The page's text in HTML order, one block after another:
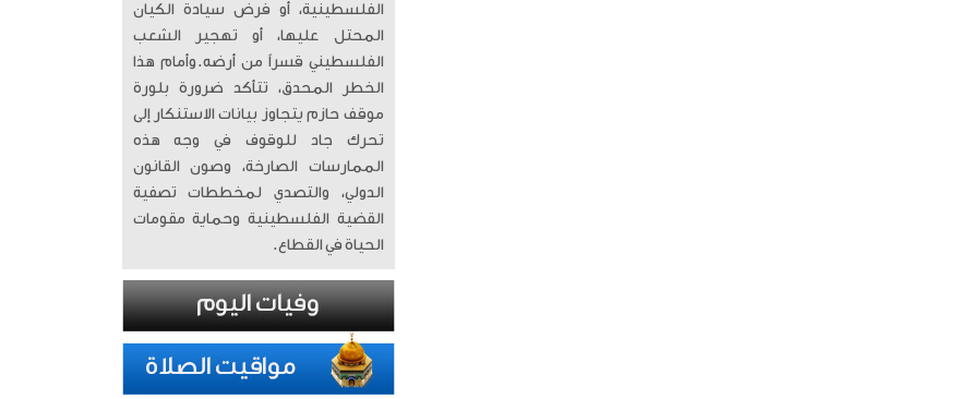
الفلسطينية، أو فرض سيادة الكيان
المحتل عليها، أو تهجير الشعب
الفلسطيني قسراً من أرضه. ​وأمام هذا
الخطر المحدق، تتأكد ضرورة بلورة
موقف حازم يتجاوز بيانات الاستنكار إلى
تحرك جاد للوقوف في وجه هذه
الممارسات الصارخة، وصون القانون
الدولي، والتصدي لمخططات تصفية
القضية الفلسطينية وحماية مقومات
الحياة في القطاع.